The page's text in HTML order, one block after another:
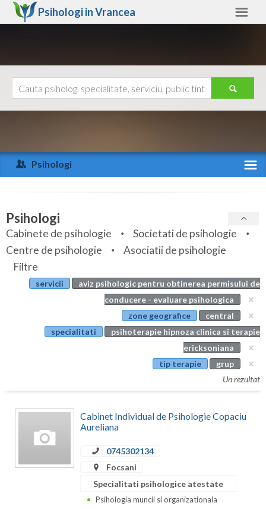
Psihologi inVrancea
Arad
Arges
Bihor
Bistrita-Nasaud
Botosani
Calarasi
Constanta
Ajutor
Psihologi
Specialitati
Servicii
Articole
Evenimente
Membri
Psihologi
Cabinete de psihologie
Societati de psihologie
Centre de psihologie
Asociatii de psihologie
Filtre
servicii
aviz psihologic pentru obtinerea permisului de
conducere - evaluare psihologica
zone geografice
central
specialitati
psihoterapie hipnoza clinica si terapie
ericksoniana
tip terapie
grup
Un rezultat
Cabinet Individual de Psihologie Copaciu
Aureliana
0745302134
Focsani
Specialitati psihologice atestate
Psihologia muncii si organizationala